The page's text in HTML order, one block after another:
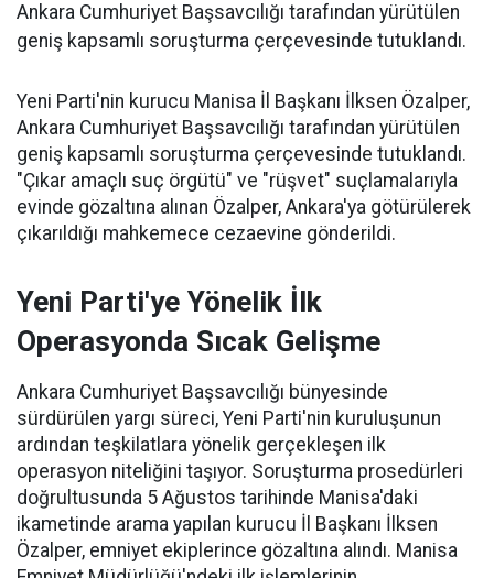
Ankara Cumhuriyet Başsavcılığı tarafından yürütülen
geniş kapsamlı soruşturma çerçevesinde tutuklandı.
Yeni Parti'nin kurucu Manisa İl Başkanı İlksen Özalper,
Ankara Cumhuriyet Başsavcılığı tarafından yürütülen
geniş kapsamlı soruşturma çerçevesinde tutuklandı.
"Çıkar amaçlı suç örgütü" ve "rüşvet" suçlamalarıyla
evinde gözaltına alınan Özalper, Ankara'ya götürülerek
çıkarıldığı mahkemece cezaevine gönderildi.
Yeni Parti'ye Yönelik İlk
Operasyonda Sıcak Gelişme
Ankara Cumhuriyet Başsavcılığı bünyesinde
sürdürülen yargı süreci, Yeni Parti'nin kuruluşunun
ardından teşkilatlara yönelik gerçekleşen ilk
operasyon niteliğini taşıyor. Soruşturma prosedürleri
doğrultusunda 5 Ağustos tarihinde Manisa'daki
ikametinde arama yapılan kurucu İl Başkanı İlksen
Özalper, emniyet ekiplerince gözaltına alındı. Manisa